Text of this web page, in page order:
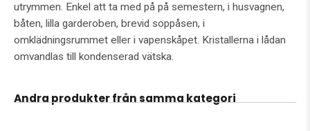
utrymmen. Enkel att ta med på på semestern, i husvagnen,
båten, lilla garderoben, brevid soppåsen, i
omklädningsrummet eller i vapenskåpet. Kristallerna i lådan
omvandlas till kondenserad vätska.
Andra produkter från samma kategori